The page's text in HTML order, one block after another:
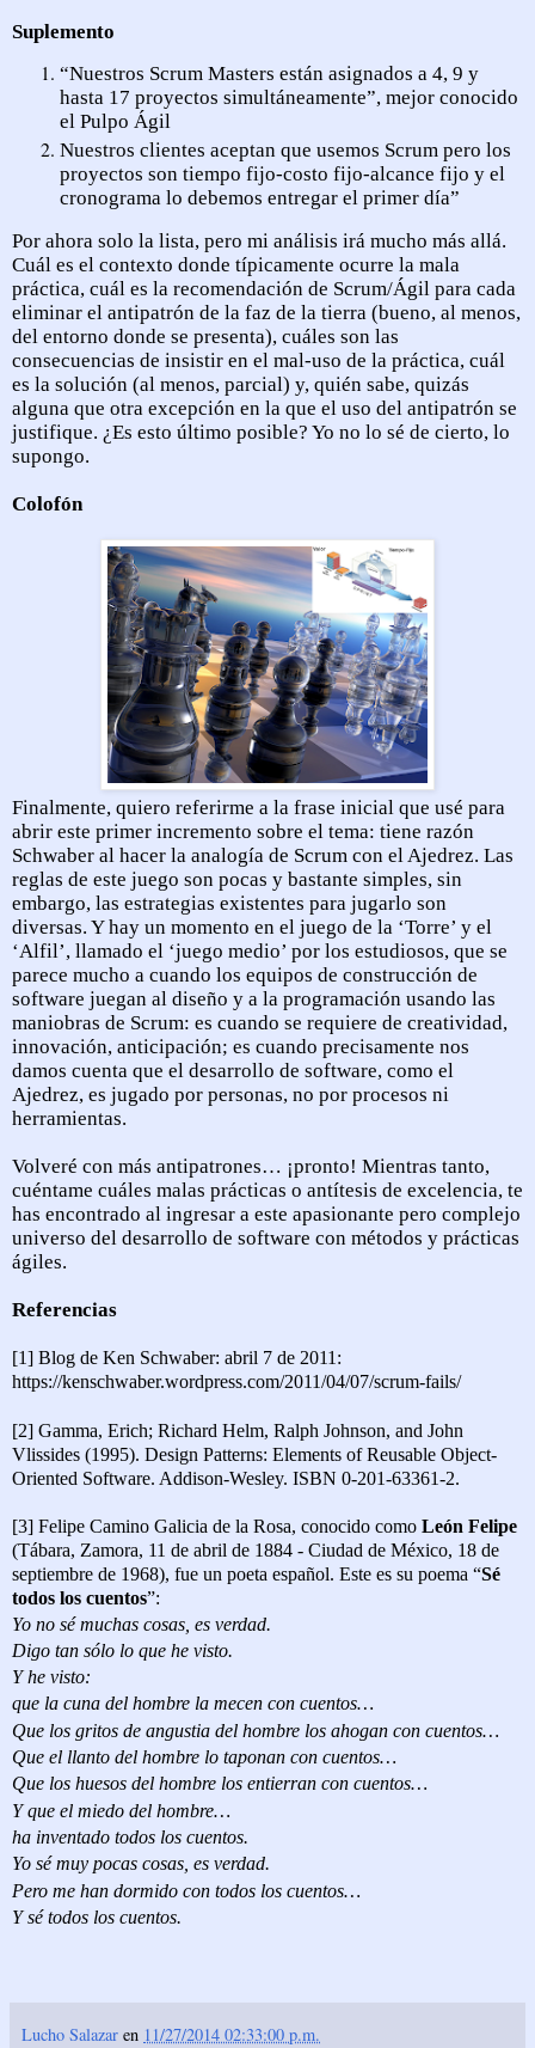
Suplemento
“Nuestros Scrum Masters están asignados a 4, 9 y
hasta 17 proyectos simultáneamente”, mejor conocido
el Pulpo Ágil
Nuestros clientes aceptan que usemos Scrum pero los
proyectos son tiempo fijo-costo fijo-alcance fijo y el
cronograma lo debemos entregar el primer día”
Por ahora solo la lista, pero mi análisis irá mucho más allá.
Cuál es el contexto donde típicamente ocurre la mala
práctica, cuál es la recomendación de Scrum/Ágil para cada
eliminar el antipatrón de la faz de la tierra (bueno, al menos,
del entorno donde se presenta), cuáles son las
consecuencias de insistir en el mal-uso de la práctica, cuál
es la solución (al menos, parcial) y, quién sabe, quizás
alguna que otra excepción en la que el uso del antipatrón se
justifique. ¿Es esto último posible? Yo no lo sé de cierto, lo
supongo.
Colofón
Finalmente, quiero referirme a la frase inicial que usé para
abrir este primer incremento sobre el tema: tiene razón
Schwaber al hacer la analogía de Scrum con el Ajedrez. Las
reglas de este juego son pocas y bastante simples, sin
embargo, las estrategias existentes para jugarlo son
diversas. Y hay un momento en el juego de la ‘Torre’ y el
‘Alfil’, llamado el ‘juego medio’ por los estudiosos, que se
parece mucho a cuando los equipos de construcción de
software juegan al diseño y a la programación usando las
maniobras de Scrum: es cuando se requiere de creatividad,
innovación, anticipación; es cuando precisamente nos
damos cuenta que el desarrollo de software, como el
Ajedrez, es jugado por personas, no por procesos ni
herramientas.
Volveré con más antipatrones… ¡pronto! Mientras tanto,
cuéntame cuáles malas prácticas o antítesis de excelencia, te
has encontrado al ingresar a este apasionante pero complejo
universo del desarrollo de software con métodos y prácticas
ágiles.
Referencias
[1] Blog de Ken Schwaber: abril 7 de 2011:
https://kenschwaber.wordpress.com/2011/04/07/scrum-fails/
[2] Gamma, Erich; Richard Helm, Ralph Johnson, and John
Vlissides (1995). Design Patterns: Elements of Reusable Object-
Oriented Software. Addison-Wesley. ISBN 0-201-63361-2.
[3] Felipe Camino Galicia de la Rosa, conocido como León Felipe
(Tábara, Zamora, 11 de abril de 1884 - Ciudad de México, 18 de
septiembre de 1968), fue un poeta español. Este es su poema “Sé
todos los cuentos”:
Yo no sé muchas cosas, es verdad.
Digo tan sólo lo que he visto.
Y he visto:
que la cuna del hombre la mecen con cuentos…
Que los gritos de angustia del hombre los ahogan con cuentos…
Que el llanto del hombre lo taponan con cuentos…
Que los huesos del hombre los entierran con cuentos…
Y que el miedo del hombre…
ha inventado todos los cuentos.
Yo sé muy pocas cosas, es verdad.
Pero me han dormido con todos los cuentos…
Y sé todos los cuentos.
Lucho Salazar en 11/27/2014 02:33:00 p.m.